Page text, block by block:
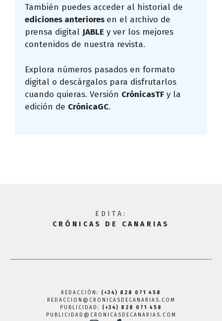
También puedes acceder al historial de
ediciones anteriores en el archivo de
prensa digital JABLE y ver los mejores
contenidos de nuestra revista.
Explora números pasados en formato
digital o descárgalos para disfrutarlos
cuando quieras. Versión CrónicasTF y la
edición de CrónicaGC.
EDITA:
CRÓNICAS DE CANARIAS
REDACCIÓN: (+34) 828 071 458
REDACCION@CRONICASDECANARIAS.COM
PUBLICIDAD: (+34) 828 071 458
PUBLICIDAD@CRONICASDECANARIAS.COM